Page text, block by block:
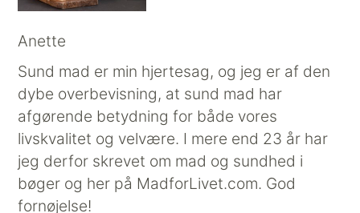
Anette
Sund mad er min hjertesag, og jeg er af den
dybe overbevisning, at sund mad har
afgørende betydning for både vores
livskvalitet og velvære. I mere end 23 år har
jeg derfor skrevet om mad og sundhed i
bøger og her på MadforLivet.com. God
fornøjelse!